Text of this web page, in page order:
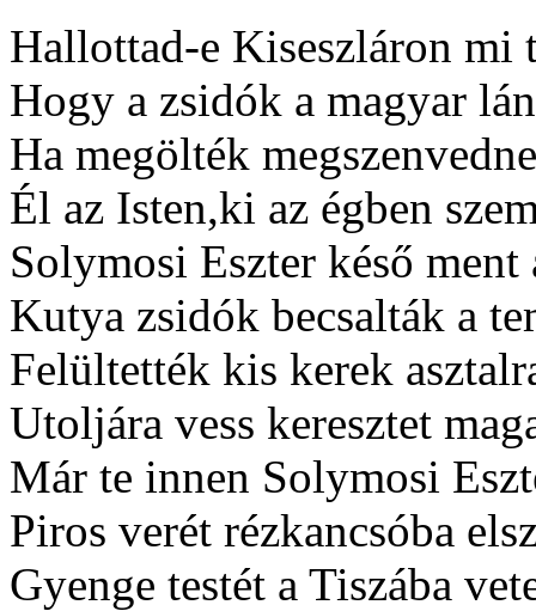
Hallottad-e Kiseszláron mi
Hogy a zsidók a magyar
Ha megölték
Él az Isten,ki az égben
Solymosi Eszter késő ment
Kutya zsidók becsalták a
Felültették kis kerek
Utoljára vess keresztet
Már te innen Solymosi
Piros verét rézkancsóba
Gyenge testét a Tiszába